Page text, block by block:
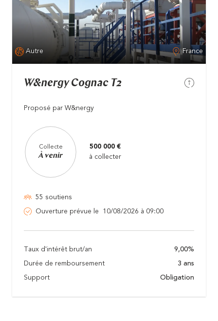
Autre France
W&nergy Cognac T2
Proposé par W&nergy
Collecte
À venir
500 000 €
à collecter
55 soutiens
Ouverture prévue le 10/08/2026 à 09:00
Taux d'intérêt brut/an 9,00%
Durée de remboursement 3 ans
Support Obligation